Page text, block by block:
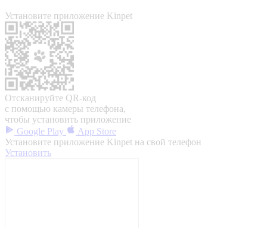
Установите приложение Kinpet
Отсканируйте QR-код
с помощью камеры телефона,
чтобы установить приложение
Google Play
App Store
Установите приложение Kinpet на свой телефон
Установить